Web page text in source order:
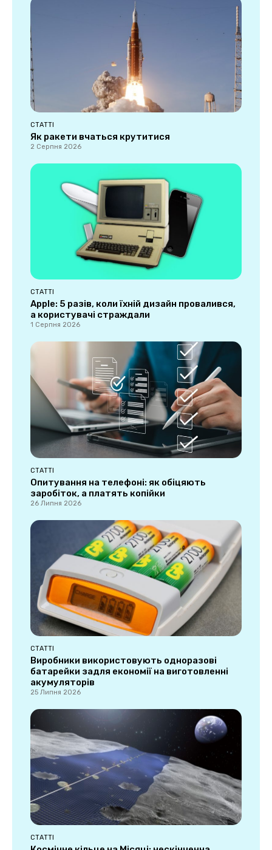
СТАТТІ
Як ракети вчаться крутитися
2 Серпня 2026
СТАТТІ
Apple: 5 разів, коли їхній дизайн провалився,
а користувачі страждали
1 Серпня 2026
СТАТТІ
Опитування на телефоні: як обіцяють
заробіток, а платять копійки
26 Липня 2026
СТАТТІ
Виробники використовують одноразові
батарейки задля економії на виготовленні
акумуляторів
25 Липня 2026
СТАТТІ